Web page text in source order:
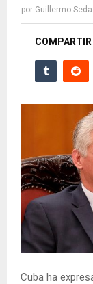
por Guillermo
COMPARTIR
Cuba ha